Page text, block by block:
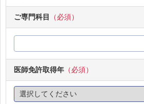
ご専門科目 （必須）
医師免許取得年 （必須）